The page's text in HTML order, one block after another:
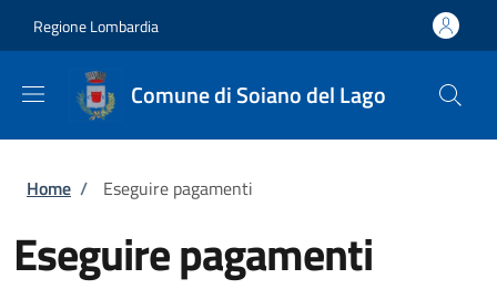
Regione Lombardia
Comune di Soiano del Lago
Briciole di pane
Home / Eseguire pagamenti
Eseguire pagamenti